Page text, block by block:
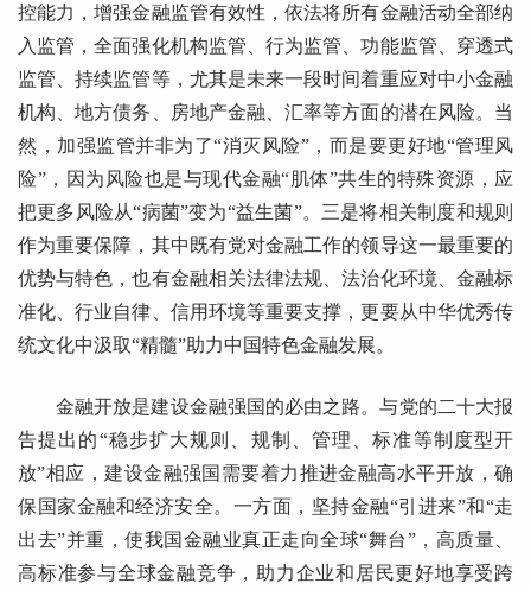
控能力，增强金融监管有效性，依法将所有金融活动全部纳
入监管，全面强化机构监管、行为监管、功能监管、穿透式
监管、持续监管等，尤其是未来一段时间着重应对中小金融
机构、地方债务、房地产金融、汇率等方面的潜在风险。当
然，加强监管并非为了“消灭风险”，而是要更好地“管理风
险”，因为风险也是与现代金融“肌体”共生的特殊资源，应
把更多风险从“病菌”变为“益生菌”。三是将相关制度和规则
作为重要保障，其中既有党对金融工作的领导这一最重要的
优势与特色，也有金融相关法律法规、法治化环境、金融标
准化、行业自律、信用环境等重要支撑，更要从中华优秀传
统文化中汲取“精髓”助力中国特色金融发展。
金融开放是建设金融强国的必由之路。与党的二十大报
告提出的“稳步扩大规则、规制、管理、标准等制度型开
放”相应，建设金融强国需要着力推进金融高水平开放，确
保国家金融和经济安全。一方面，坚持金融“引进来”和“走
出去”并重，使我国金融业真正走向全球“舞台”，高质量、
高标准参与全球金融竞争，助力企业和居民更好地享受跨